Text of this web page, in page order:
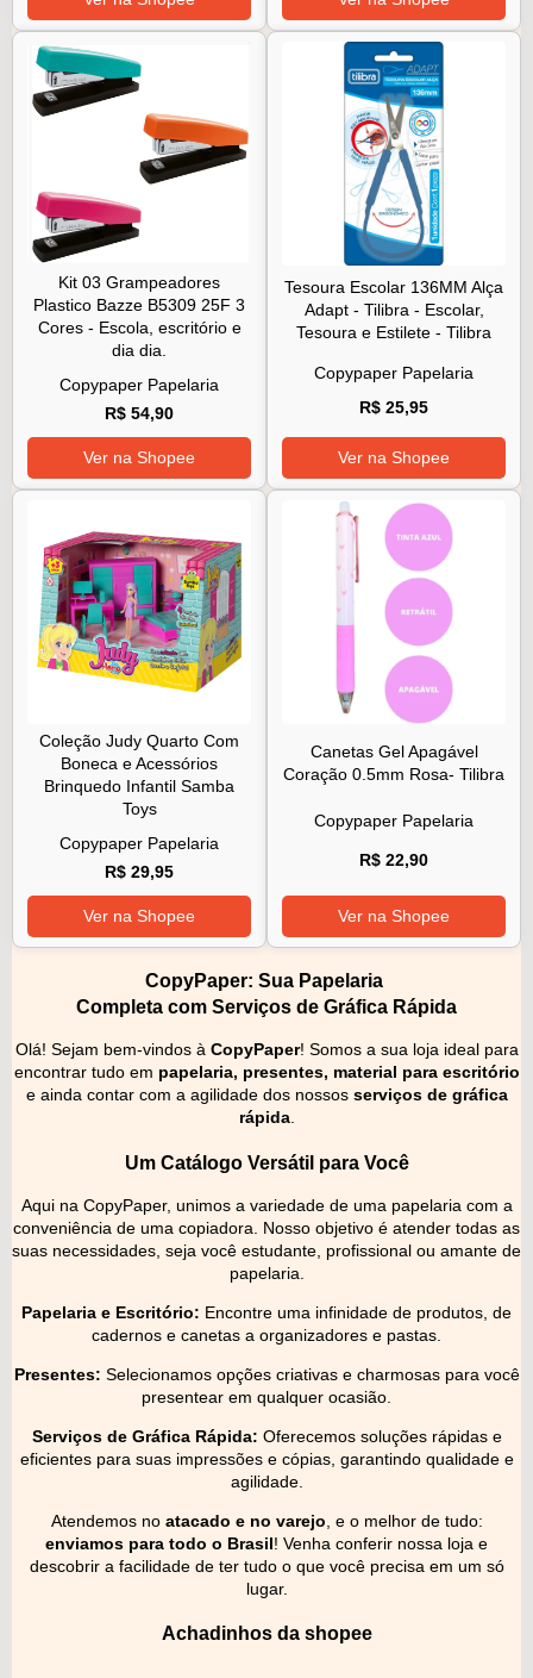
Kit 03 Grampeadores
Plastico Bazze B5309 25F 3
Cores - Escola, escritório e
dia dia.
Copypaper Papelaria
R$ 54,90
Ver na Shopee
Tesoura Escolar 136MM Alça
Adapt - Tilibra - Escolar,
Tesoura e Estilete - Tilibra
Copypaper Papelaria
R$ 25,95
Ver na Shopee
Coleção Judy Quarto Com
Boneca e Acessórios
Brinquedo Infantil Samba
Toys
Copypaper Papelaria
R$ 29,95
Ver na Shopee
Canetas Gel Apagável
Coração 0.5mm Rosa- Tilibra
Copypaper Papelaria
R$ 22,90
Ver na Shopee
CopyPaper: Sua Papelaria
Completa com Serviços de Gráfica Rápida
Olá! Sejam bem-vindos à CopyPaper! Somos a sua loja ideal para
encontrar tudo em papelaria, presentes, material para escritório
e ainda contar com a agilidade dos nossos serviços de gráfica
rápida.
Um Catálogo Versátil para Você
Aqui na CopyPaper, unimos a variedade de uma papelaria com a
conveniência de uma copiadora. Nosso objetivo é atender todas as
suas necessidades, seja você estudante, profissional ou amante de
papelaria.
Papelaria e Escritório: Encontre uma infinidade de produtos, de
cadernos e canetas a organizadores e pastas.
Presentes: Selecionamos opções criativas e charmosas para você
presentear em qualquer ocasião.
Serviços de Gráfica Rápida: Oferecemos soluções rápidas e
eficientes para suas impressões e cópias, garantindo qualidade e
agilidade.
Atendemos no atacado e no varejo , e o melhor de tudo:
enviamos para todo o Brasil! Venha conferir nossa loja e
descobrir a facilidade de ter tudo o que você precisa em um só
lugar.
Achadinhos da shopee